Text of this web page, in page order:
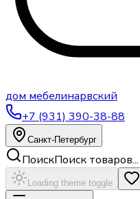
дом мебелинарвский
+7 (931) 390-38-88
Санкт-Петербург
ПоискПоиск товаров...
Loading theme toggle